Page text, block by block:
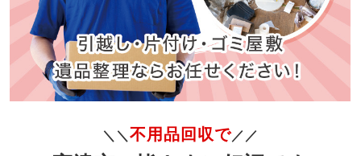
＼＼ 不用品回収で／／